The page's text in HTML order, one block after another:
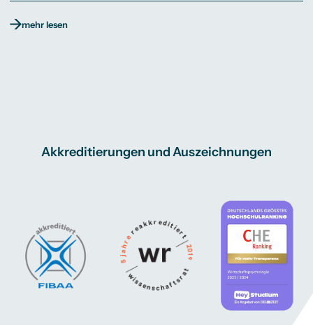
mehr lesen
Akkreditierungen und Auszeichnungen